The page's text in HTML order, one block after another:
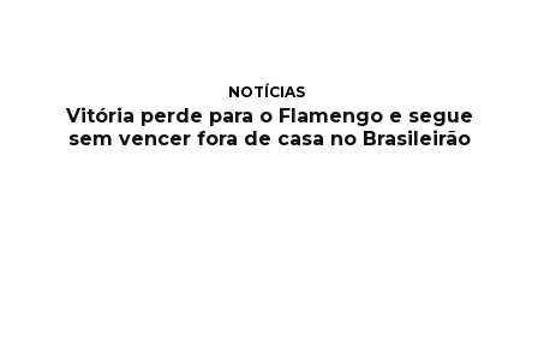
NOTÍCIAS
Vitória perde para o Flamengo e segue
sem vencer fora de casa no Brasileirão